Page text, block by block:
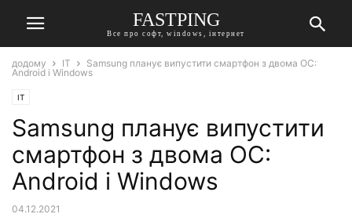
FASTPING
Все про софт, windows, інтернет
додому IT
Samsung планує випустити смартфон з двома ОС:
Android і Windows
IT
Samsung планує випустити
смартфон з двома ОС:
Android і Windows
04.12.2021